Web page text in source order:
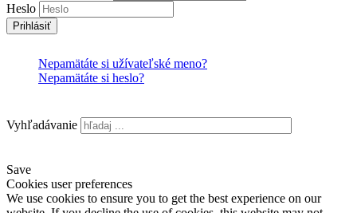
Heslo
Prihlásiť
Nepamätáte si užívateľské meno?
Nepamätáte si heslo?
Vyhľadávanie
Save
Cookies user preferences
We use cookies to ensure you to get the best experience on our